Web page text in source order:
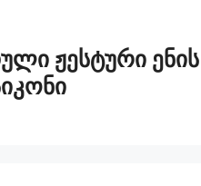
ჟესტური ენის